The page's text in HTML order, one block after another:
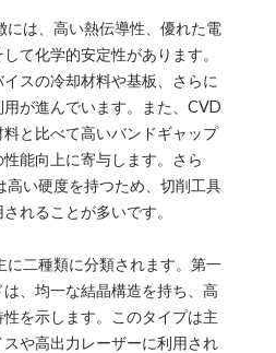
は、高い熱伝導性、優れた電
て化学的安定性があります。
スの冷却材料や基板、さらに
が進んでいます。また、CVD
と比べて高いバンドギャップ
能向上に寄与します。さら
高い硬度を持つため、切削工具
れることが多いです。
二種類に分類されます。第一
、均一な結晶構造を持ち、高
を示します。このタイプは主
や高出力レーザーに利用され